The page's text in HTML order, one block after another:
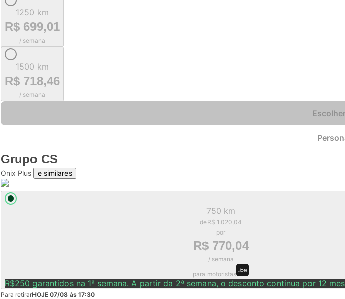
1250 km
R$ 699,01
/ semana
1500 km
R$ 718,46
/ semana
Grupo CS
Onix Plus e similares
750 km
deR$ 1.020,04
por
R$ 770,04
/ semana
para motoristas
R$250 garantidos na 1ª semana. A partir da 2ª semana, o desconto continua por 12
Para retirarHOJE 07/08 às 17:30